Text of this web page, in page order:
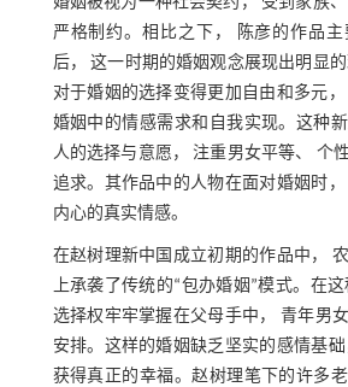
严格制约。相比之下， 陈彦的作品
后， 这一时期的婚姻观念展现出明显的
对于婚姻的选择变得更加自由和多元
婚姻中的情感需求和自我实现。这种
人的选择与意愿， 注重男女平等、 个
追求。其作品中的人物在面对婚姻时
内心的真实情感。
在赵树理新中国成立初期的作品中，
上承袭了传统的“包办婚姻”模式。在
选择权牢牢掌握在父母手中， 青年男
安排。这样的婚姻缺乏坚实的感情基
获得真正的幸福。赵树理笔下的许多